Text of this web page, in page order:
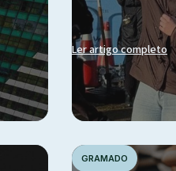
Ler artigo completo
GRAMADO